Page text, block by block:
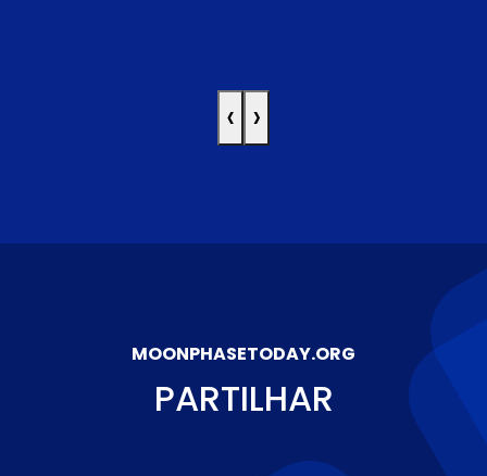
‹ ›
MOONPHASETODAY.ORG
PARTILHAR